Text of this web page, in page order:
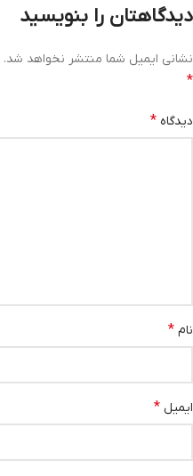
دیدگاهتان را بنویسید
نشانی ایمیل شما منتشر نخواهد شد.
*
دیدگاه *
نام *
ایمیل *